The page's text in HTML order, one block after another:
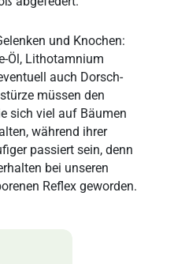
und Knochen:
Öl, Lithotamnium
auch Dorsch-
müssen den
sich viel auf Bäumen
während ihrer
passiert sein, denn
bei unseren
Reflex geworden.